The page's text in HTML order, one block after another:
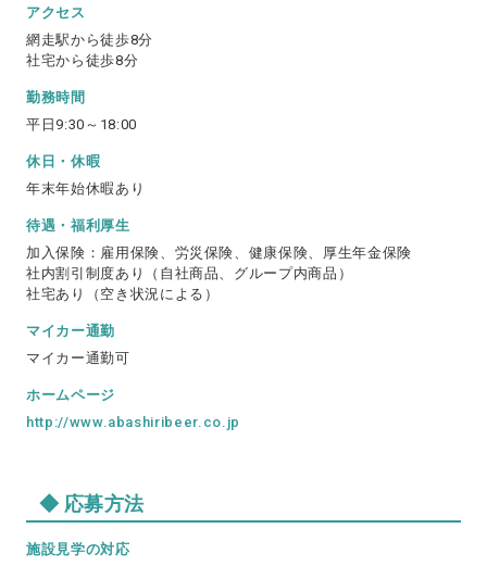
アクセス
網走駅から徒歩8分
社宅から徒歩8分
勤務時間
平日9:30～18:00
休日・休暇
年末年始休暇あり
待遇・福利厚生
加入保険：雇用保険、労災保険、健康保険、厚生年金保険
社内割引制度あり（自社商品、グループ内商品）
社宅あり（空き状況による）
マイカー通勤
マイカー通勤可
ホームページ
http://www.abashiribeer.co.jp
応募方法
施設見学の対応